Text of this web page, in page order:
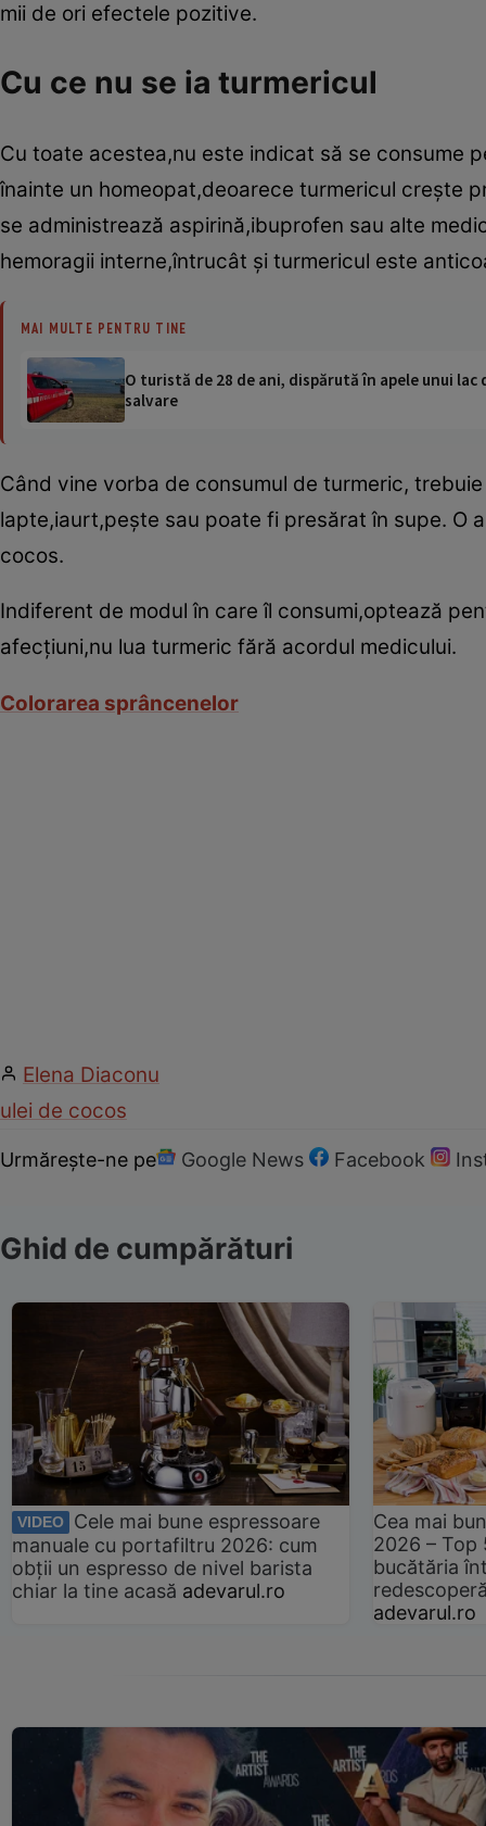
mii de ori efectele pozitive.
Cu ce nu se ia turmericul
Cu toate acestea,nu este indicat să se consume
înainte un homeopat,deoarece turmericul creşte
se administrează aspirină,ibuprofen sau alte
hemoragii interne,întrucât şi turmericul este
MAI MULTE PENTRU TINE
O turistă de 28 de ani, dispărută în apele unui
salvare
Când vine vorba de consumul de turmeric,
lapte,iaurt,peşte sau poate fi presărat în supe. O
cocos.
Indiferent de modul în care îl consumi,optează
afecţiuni,nu lua turmeric fără acordul medicului.
Colorarea sprâncenelor
Elena Diaconu
ulei de cocos
Urmărește-ne pe Google News Facebook
Ghid de cumpărături
VIDEO
Cele mai bune espressoare
manuale cu portafiltru 2026: cum
obții un espresso de nivel barista
chiar la tine acasă adevarul.ro
Cea mai
2026 –
bucătăria
adevarul.ro